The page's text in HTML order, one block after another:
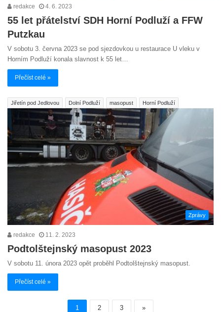
redakce 4. 6. 2023
55 let přátelství SDH Horní Podluží a FFW
Putzkau
V sobotu 3. června 2023 se pod sjezdovkou u restaurace U vleku v
Horním Podluží konala slavnost k 55 let…
Přečíst celé »
Jiřetín pod Jedlovou Dolní Podluží masopust Horní Podluží
Zprávy
redakce 11. 2. 2023
Podtolštejnský masopust 2023
V sobotu 11. února 2023 opět proběhl Podtolštejnský masopust.
Přečíst celé »
1 2 3 »